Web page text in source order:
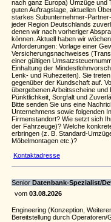
nach ganz Europa) Umzüge und
guten Auftragslage, aktuellen
starkes Subunternehmer-
jeder Region Deutschlands
denen wir nach vorheriger
können. Aktuell haben wir
Anforderungen: Vorlage einer
Versicherungsnachweises
einer gültigen
Einhaltung der
Lenk- und Ruhezeiten). Sie
gegenüber der Kundschaft auf.
übergebenen Arbeitsscheine und
Pünktlichkeit, Sorgfalt und
Bitte senden Sie uns eine
Unternehmens sowie folgenden
Firmenstandort? Wie setzt sich
der Fahrzeuge)? Welche
erbringen (z. B. Standard-
Möbelmontagen etc.)?
Kontaktadresse
Senior Datenbank-Spezialist/
vom 03.08.2026
Engineering (Konzeption,
Bereitstellung durch Operatoren/